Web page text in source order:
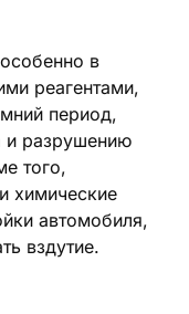
в
реагентами,
период,
и разрушению
того,
химические
автомобиля,
вздутие.